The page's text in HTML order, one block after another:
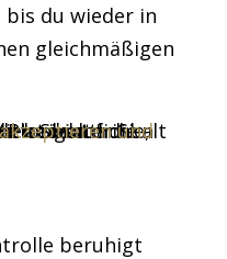
du wieder in
gleichmäßigen
beruhigt